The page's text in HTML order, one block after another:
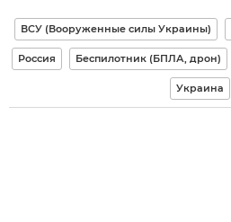
ВСУ (Вооруженные силы Украины)
Россия Беспилотник (БПЛА, дрон)
Украина